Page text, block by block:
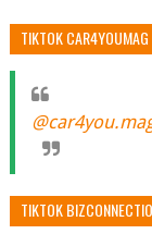
TIKTOK CAR4YOUMAG
TIKTOK